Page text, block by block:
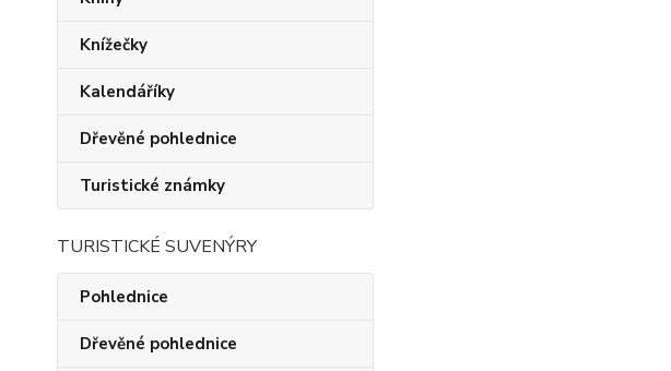
Knížečky
Kalendáříky
Dřevěné pohlednice
Turistické známky
TURISTICKÉ SUVENÝRY
Pohlednice
Dřevěné pohlednice